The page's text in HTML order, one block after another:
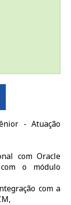
- Atuação
com Oracle
com o módulo
com a